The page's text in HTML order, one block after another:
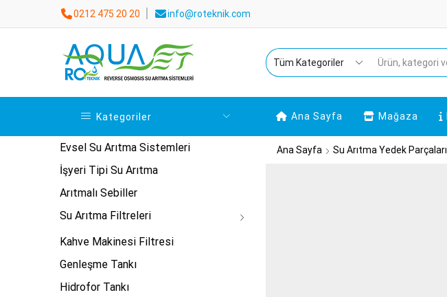
0212 475 20 20 info@roteknik.com
Kategoriler Ana Sayfa Mağaza
Ana Sayfa Su Arıtma Yedek Parçaları
Evsel Su Arıtma Sistemleri
İşyeri Tipi Su Arıtma
Arıtmalı Sebiller
Su Arıtma Filtreleri
Kahve Makinesi Filtresi
Genleşme Tankı
Hidrofor Tankı